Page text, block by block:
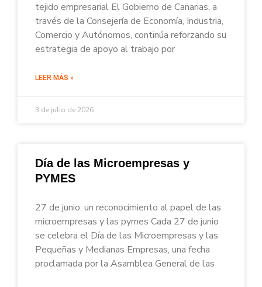
tejido empresarial El Gobierno de Canarias, a
través de la Consejería de Economía, Industria,
Comercio y Autónomos, continúa reforzando su
estrategia de apoyo al trabajo por
LEER MÁS »
3 de julio de 2026
Día de las Microempresas y
PYMES
27 de junio: un reconocimiento al papel de las
microempresas y las pymes Cada 27 de junio
se celebra el Día de las Microempresas y las
Pequeñas y Medianas Empresas, una fecha
proclamada por la Asamblea General de las